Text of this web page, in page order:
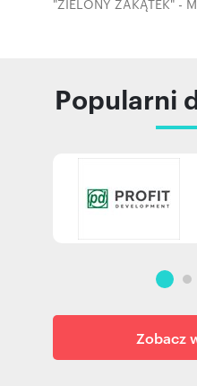
"ZIELONY ZAKĄTEK" -
Popularni
Zobacz